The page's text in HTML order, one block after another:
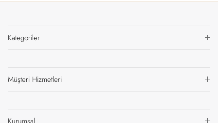
Kategoriler
Müşteri Hizmetleri